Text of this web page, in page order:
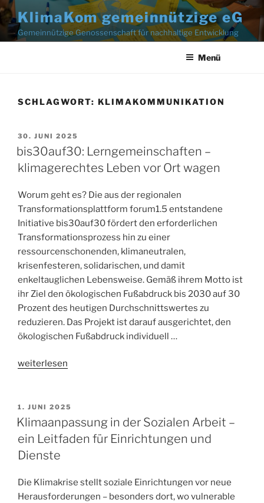
Zum
Inhalt
springen
KlimaKom gemeinnützige eG
Gemeinnützige Genossenschaft für nachhaltige Entwicklung
Menü
SCHLAGWORT: KLIMAKOMMUNIKATION
30. JUNI 2025
bis30auf30: Lerngemeinschaften –
klimagerechtes Leben vor Ort wagen
Worum geht es? Die aus der regionalen
Transformationsplattform forum1.5 entstandene
Initiative bis30auf30 fördert den erforderlichen
Transformationsprozess hin zu einer
ressourcenschonenden, klimaneutralen,
krisenfesteren, solidarischen, und damit
enkeltauglichen Lebensweise. Gemäß ihrem Motto ist
ihr Ziel den ökologischen Fußabdruck bis 2030 auf 30
Prozent des heutigen Durchschnittswertes zu
reduzieren. Das Projekt ist darauf ausgerichtet, den
ökologischen Fußabdruck individuell …
„bis30auf30:
klimagerechtes
Leben
vor
wagen“
weiterlesen
1. JUNI 2025
Klimaanpassung in der Sozialen Arbeit –
ein Leitfaden für Einrichtungen und
Dienste
Die Klimakrise stellt soziale Einrichtungen vor neue
Herausforderungen – besonders dort, wo vulnerable